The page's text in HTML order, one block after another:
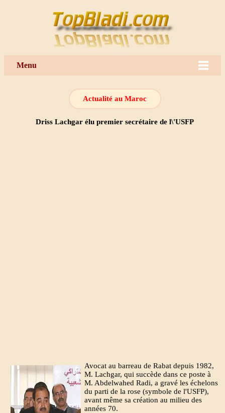
Menu
Actualité au Maroc
Driss Lachgar élu premier secrétaire de l\'USFP
Avocat au barreau de Rabat depuis 1982,
M. Lachgar, qui succède dans ce poste à
M. Abdelwahed Radi, a gravé les échelons
du parti de la rose (symbole de l'USFP),
avant même sa création au milieu des
années 70.